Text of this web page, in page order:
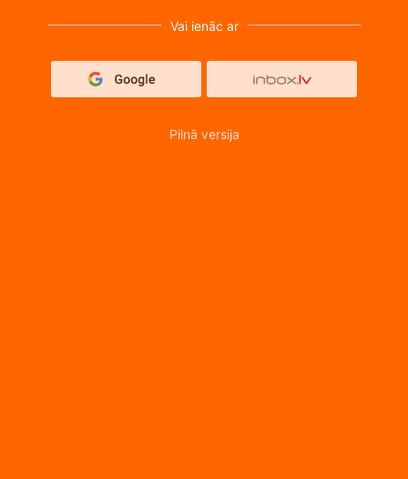
Vai ienāc ar
Pilnā versija